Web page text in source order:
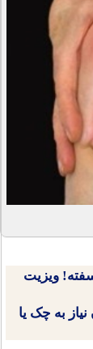
ویزیت
به چک یا